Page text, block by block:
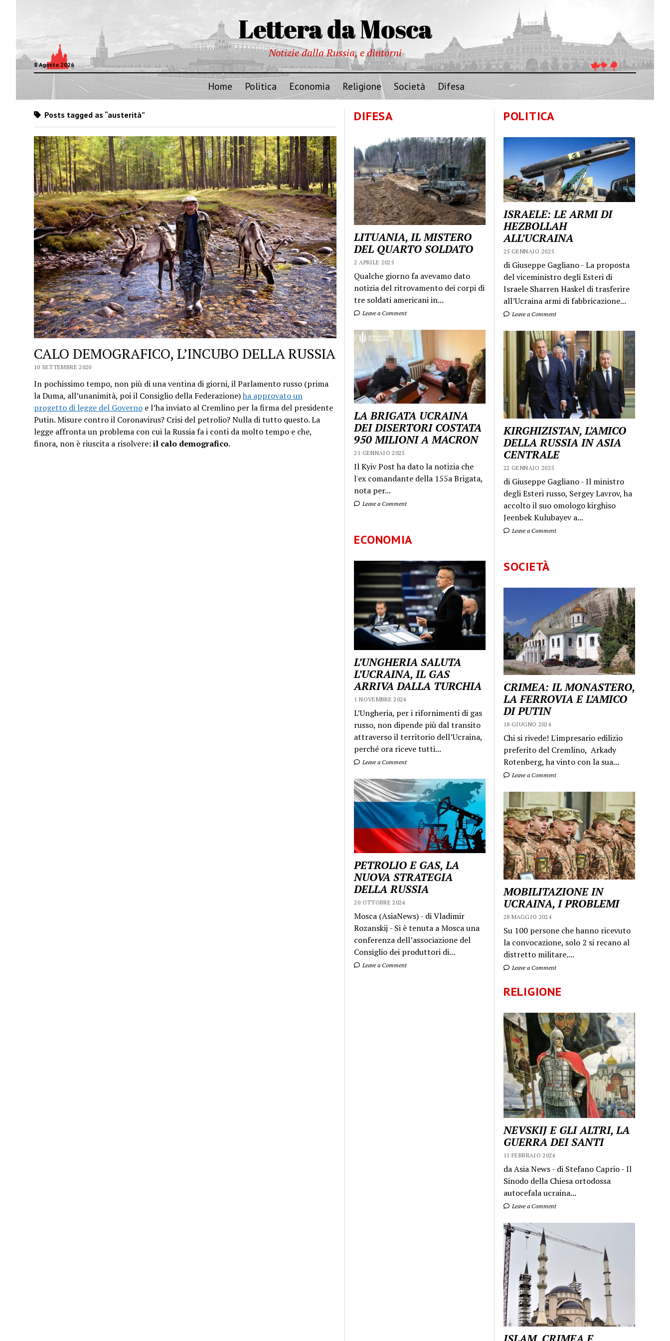
Lettera da Mosca
8 Agosto 2026
Notizie dalla Russia, e dintorni
Home Politica Economia Religione Società Difesa
POLITICA
ISRAELE: LE ARMI DI
HEZBOLLAH
ALL’UCRAINA
25 GENNAIO 2025
di Giuseppe Gagliano - La proposta
del viceministro degli Esteri di
Israele Sharren Haskel di trasferire
all’Ucraina armi di fabbricazione...
Leave a Comment
KIRGHIZISTAN, L’AMICO
DELLA RUSSIA IN ASIA
CENTRALE
22 GENNAIO 2025
di Giuseppe Gagliano - Il ministro
degli Esteri russo, Sergey Lavrov, ha
accolto il suo omologo kirghiso
Jeenbek Kulubayev a...
Leave a Comment
SOCIETÀ
CRIMEA: IL MONASTERO,
LA FERROVIA E L’AMICO
DI PUTIN
18 GIUGNO 2024
Chi si rivede! L'impresario edilizio
preferito del Cremlino, Arkady
Rotenberg, ha vinto con la sua...
Leave a Comment
MOBILITAZIONE IN
UCRAINA, I PROBLEMI
28 MAGGIO 2024
Su 100 persone che hanno ricevuto
la convocazione, solo 2 si recano al
distretto militare....
Leave a Comment
RELIGIONE
NEVSKIJ E GLI ALTRI, LA
GUERRA DEI SANTI
11 FEBBRAIO 2024
da Asia News - di Stefano Caprio - Il
Sinodo della Chiesa ortodossa
autocefala ucraina...
Leave a Comment
Posts tagged as “austerità”
CALO DEMOGRAFICO, L’INCUBO DELLA RUSSIA
10 SETTEMBRE 2020
In pochissimo tempo, non più di una ventina di giorni, il Parlamento russo (prima
la Duma, all’unanimità, poi il Consiglio della Federazione)ha approvato un
progetto di legge del Governoe l’ha inviato al Cremlino per la firma del presidente
Putin. Misure contro il Coronavirus? Crisi del petrolio? Nulla di tutto questo. La
legge affronta un problema con cui la Russia fa i conti da molto tempo e che,
finora, non è riuscita a risolvere: il calo demografico.
DIFESA
LITUANIA, IL MISTERO
DEL QUARTO SOLDATO
2 APRILE 2025
Qualche giorno fa avevamo dato
notizia del ritrovamento dei corpi di
tre soldati americani in...
Leave a Comment
LA BRIGATA UCRAINA
DEI DISERTORI COSTATA
950 MILIONI A MACRON
21 GENNAIO 2025
Il Kyiv Post ha dato la notizia che
l'ex comandante della 155a Brigata,
nota per...
Leave a Comment
ECONOMIA
L’UNGHERIA SALUTA
L’UCRAINA, IL GAS
ARRIVA DALLA TURCHIA
1 NOVEMBRE 2024
L’Ungheria, per i rifornimenti di gas
russo, non dipende più dal transito
attraverso il territorio dell’Ucraina,
perché ora riceve tutti...
Leave a Comment
PETROLIO E GAS, LA
NUOVA STRATEGIA
DELLA RUSSIA
20 OTTOBRE 2024
Mosca (AsiaNews) - di Vladimir
Rozanskij - Si è tenuta a Mosca una
conferenza dell’associazione del
Consiglio dei produttori di...
Leave a Comment